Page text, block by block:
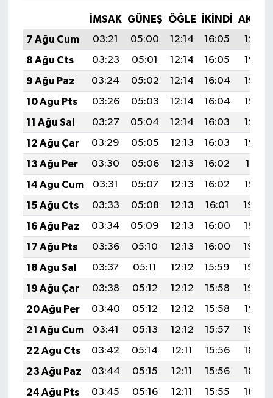
İMSAK GÜNEŞ ÖĞLE İKINDI
7 Ağu Cum
03:21 05:00 12:14 16:05
19:18
8 Ağu Cts
03:23 05:01 12:14 16:05
19:17
9 Ağu Paz
03:24 05:02 12:14 16:04
19:16
10 Ağu Pts
03:26 05:03 12:14 16:04
19:15
11 Ağu Sal
03:27 05:04 12:14 16:03
19:13
12 Ağu Çar
03:29 05:05 12:13 16:03
19:12
13 Ağu Per
03:30 05:06 12:13 16:02
19:11
14 Ağu Cum
03:31 05:07 12:13 16:02
19:10
15 Ağu Cts
03:33 05:08 12:13 16:01
19:08
16 Ağu Paz
03:34 05:09 12:13 16:00
19:07
17 Ağu Pts
03:36 05:10 12:13 16:00
19:05
18 Ağu Sal
03:37 05:11 12:12 15:59
19:04
19 Ağu Çar
03:38 05:12 12:12 15:58
19:03
20 Ağu Per
03:40 05:12 12:12 15:58
19:01
21 Ağu Cum
03:41 05:13 12:12 15:57
19:00
22 Ağu Cts
03:42 05:14 12:11 15:56
18:58
23 Ağu Paz
03:44 05:15 12:11 15:56
18:57
24 Ağu Pts
03:45 05:16 12:11 15:55
18:55